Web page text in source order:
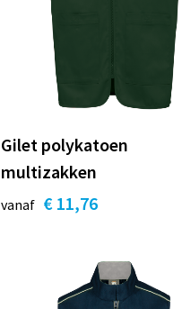
Gilet polykatoen
multizakken
vanaf € 11,76